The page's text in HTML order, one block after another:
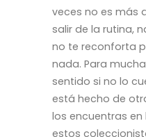
veces no es más
salir de la rutina,
no te reconforta
nada. Para
sentido si no lo
está hecho de
los encuentras
estos